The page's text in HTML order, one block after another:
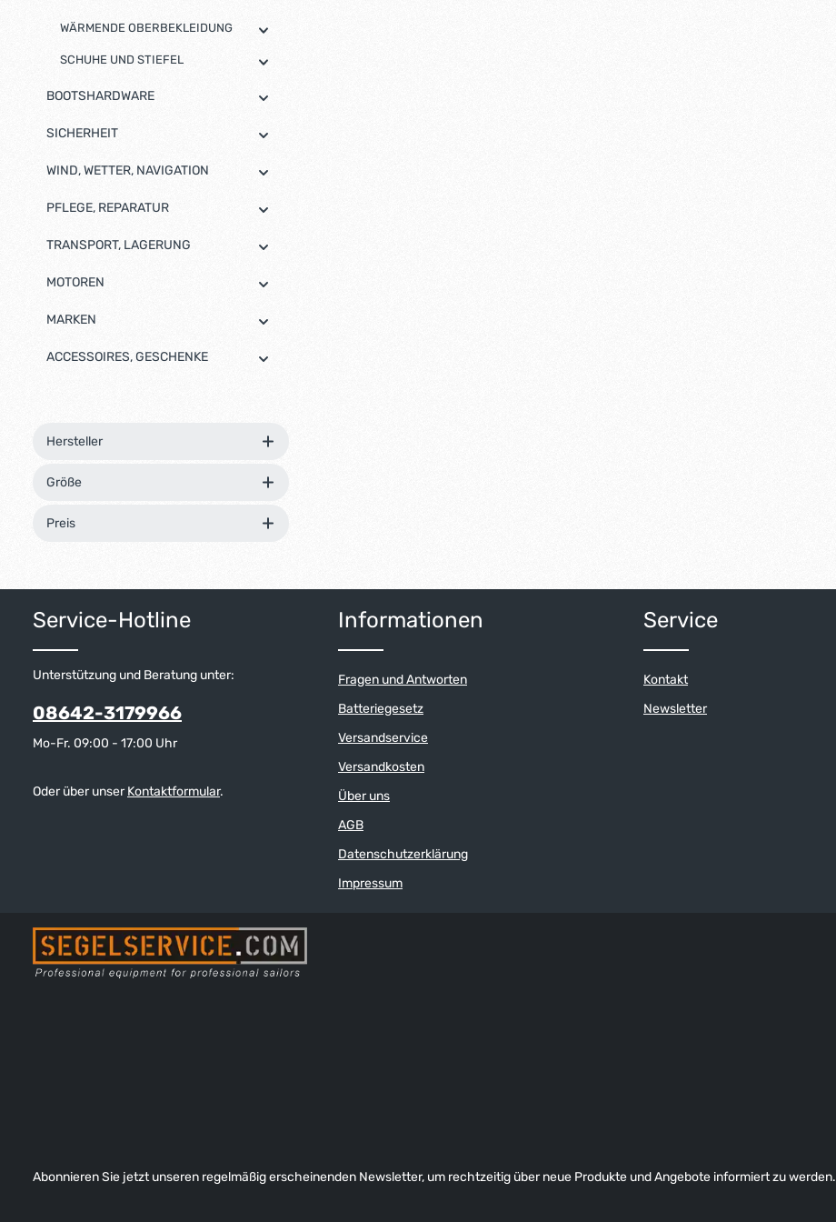
WÄRMENDE OBERBEKLEIDUNG
SCHUHE UND STIEFEL
BOOTSHARDWARE
SICHERHEIT
WIND, WETTER, NAVIGATION
PFLEGE, REPARATUR
TRANSPORT, LAGERUNG
MOTOREN
MARKEN
ACCESSOIRES, GESCHENKE
Hersteller
Größe
Preis
Service-Hotline
Unterstützung und Beratung unter:
08642-3179966
Mo-Fr. 09:00 - 17:00 Uhr
Oder über unserKontaktformular.
Informationen
Fragen und Antworten
Batteriegesetz
Versandservice
Versandkosten
Über uns
AGB
Datenschutzerklärung
Impressum
Service
Kontakt
Newsletter
Abonnieren Sie jetzt unseren regelmäßig erscheinenden Newsletter, um rechtzeitig über neue Produkte und Angebote informiert zu werden.